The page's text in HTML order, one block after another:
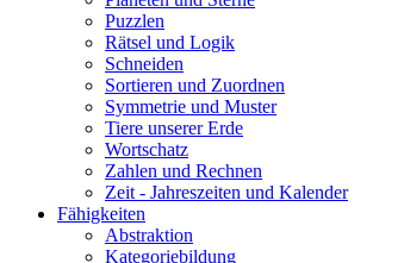
Puzzlen
Rätsel und Logik
Schneiden
Sortieren und Zuordnen
Symmetrie und Muster
Tiere unserer Erde
Wortschatz
Zahlen und Rechnen
Zeit - Jahreszeiten und Kalender
Fähigkeiten
Abstraktion
Kategoriebildung